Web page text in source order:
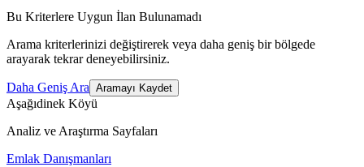
Bu Kriterlere Uygun İlan Bulunamadı
Arama kriterlerinizi değiştirerek veya daha geniş bir bölgede
arayarak tekrar deneyebilirsiniz.
Daha Geniş Ara Aramayı Kaydet
Aşağıdinek Köyü
Analiz ve Araştırma Sayfaları
Emlak Danışmanları